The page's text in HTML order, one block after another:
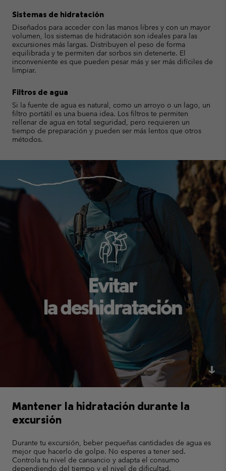
Sistemas de hidratación
Diseñados para acceder con las manos libres y con un mayor
volumen, los sistemas de hidratación son ideales para las
excursiones más largas. Distribuyen el peso de forma
equilibrada y te permiten dar sorbos sin detenerte. El
inconveniente es que pueden pesar más y ser más difíciles de
limpiar.
Filtros de agua
Si la fuente de agua es natural, como un arroyo o un lago, un
filtro portátil es una buena idea. Los filtros te permiten
rellenar de agua en total seguridad, pero requieren un
tiempo de preparación y pueden ser más lentos que otros
métodos.
Mantener la hidratación durante la
excursión
Durante tu excursión, beber pequeñas cantidades de agua es
mejor que hacerlo de golpe. No esperes a tener sed.
Controla tu nivel de cansancio y adapta el consumo
dependiendo del tiempo y el nivel de dificultad.